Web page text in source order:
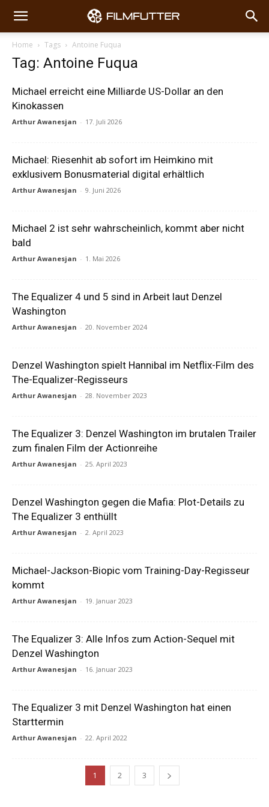
Home Tags Antoine Fuqua
Tag: Antoine Fuqua
Michael erreicht eine Milliarde US-Dollar an den
Kinokassen
Arthur Awanesjan - 17. Juli 2026
Michael: Riesenhit ab sofort im Heimkino mit
exklusivem Bonusmaterial digital erhältlich
Arthur Awanesjan - 9. Juni 2026
Michael 2 ist sehr wahrscheinlich, kommt aber nicht
bald
Arthur Awanesjan - 1. Mai 2026
The Equalizer 4 und 5 sind in Arbeit laut Denzel
Washington
Arthur Awanesjan - 20. November 2024
Denzel Washington spielt Hannibal im Netflix-Film des
The-Equalizer-Regisseurs
Arthur Awanesjan - 28. November 2023
The Equalizer 3: Denzel Washington im brutalen Trailer
zum finalen Film der Actionreihe
Arthur Awanesjan - 25. April 2023
Denzel Washington gegen die Mafia: Plot-Details zu
The Equalizer 3 enthüllt
Arthur Awanesjan - 2. April 2023
Michael-Jackson-Biopic vom Training-Day-Regisseur
kommt
Arthur Awanesjan - 19. Januar 2023
The Equalizer 3: Alle Infos zum Action-Sequel mit
Denzel Washington
Arthur Awanesjan - 16. Januar 2023
The Equalizer 3 mit Denzel Washington hat einen
Starttermin
Arthur Awanesjan - 22. April 2022
1 2 3